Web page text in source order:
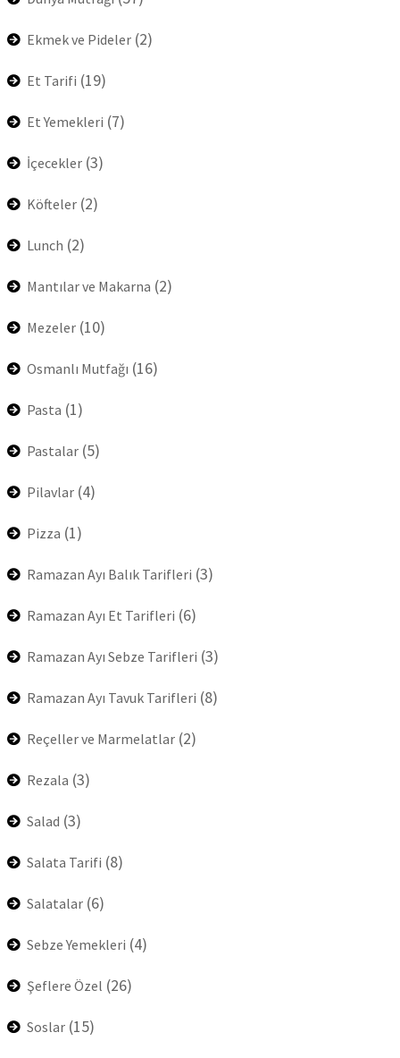
Ekmek ve Pideler (2)
Et Tarifi (19)
Et Yemekleri (7)
İçecekler (3)
Köfteler (2)
Lunch (2)
Mantılar ve Makarna (2)
Mezeler (10)
Osmanlı Mutfağı (16)
Pasta (1)
Pastalar (5)
Pilavlar (4)
Pizza (1)
Ramazan Ayı Balık Tarifleri (3)
Ramazan Ayı Et Tarifleri (6)
Ramazan Ayı Sebze Tarifleri (3)
Ramazan Ayı Tavuk Tarifleri (8)
Reçeller ve Marmelatlar (2)
Rezala (3)
Salad (3)
Salata Tarifi (8)
Salatalar (6)
Sebze Yemekleri (4)
Şeflere Özel (26)
Soslar (15)